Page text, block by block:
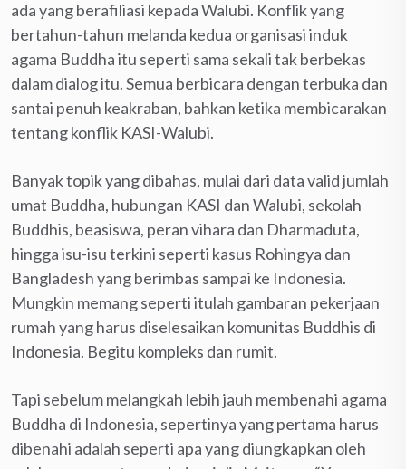
ada yang berafiliasi kepada Walubi. Konflik yang
bertahun-tahun melanda kedua organisasi induk
agama Buddha itu seperti sama sekali tak berbekas
dalam dialog itu. Semua berbicara dengan terbuka dan
santai penuh keakraban, bahkan ketika membicarakan
tentang konflik KASI-Walubi.
Banyak topik yang dibahas, mulai dari data valid jumlah
umat Buddha, hubungan KASI dan Walubi, sekolah
Buddhis, beasiswa, peran vihara dan Dharmaduta,
hingga isu-isu terkini seperti kasus Rohingya dan
Bangladesh yang berimbas sampai ke Indonesia.
Mungkin memang seperti itulah gambaran pekerjaan
rumah yang harus diselesaikan komunitas Buddhis di
Indonesia. Begitu kompleks dan rumit.
Tapi sebelum melangkah lebih jauh membenahi agama
Buddha di Indonesia, sepertinya yang pertama harus
dibenahi adalah seperti apa yang diungkapkan oleh